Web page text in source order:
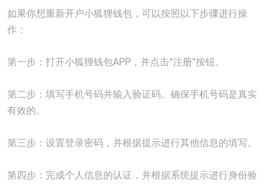
如果你想重新开户小狐狸钱包，可以按照以下步骤进行操
作：
第一步：打开小狐狸钱包APP，并点击“注册”按钮。
第二步：填写手机号码并输入验证码。确保手机号码是真实
有效的。
第三步：设置登录密码，并根据提示进行其他信息的填写。
第四步：完成个人信息的认证，并根据系统提示进行身份验